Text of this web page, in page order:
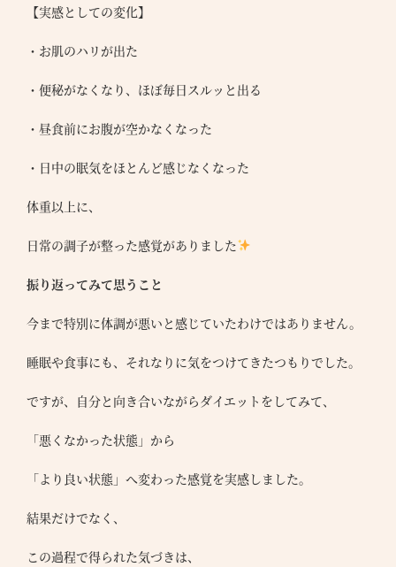
【実感としての変化】
・お肌のハリが出た
・便秘がなくなり、ほぼ毎日スルッと出る
・昼食前にお腹が空かなくなった
・日中の眠気をほとんど感じなくなった
体重以上に、
日常の調子が整った感覚がありました
振り返ってみて思うこと
今まで特別に体調が悪いと感じていたわけではありません。
睡眠や食事にも、それなりに気をつけてきたつもりでした。
ですが、自分と向き合いながらダイエットをしてみて、
「悪くなかった状態」から
「より良い状態」へ変わった感覚を実感しました。
結果だけでなく、
この過程で得られた気づきは、